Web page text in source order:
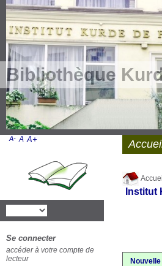
Bibliothèque
Accueil
Institut
A- A A+
Se connecter
accéder à votre compte de
lecteur